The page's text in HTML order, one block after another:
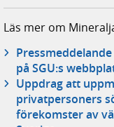
Läs mer om
på SGU:s
Uppdrag att
privatpersoners
förekomster av